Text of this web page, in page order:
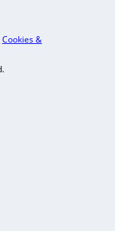
Cookies &